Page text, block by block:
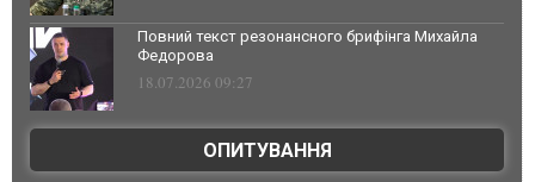
Повний текст резонансного брифінга Михайла
Федорова
18.07.2026 09:27
ОПИТУВАННЯ